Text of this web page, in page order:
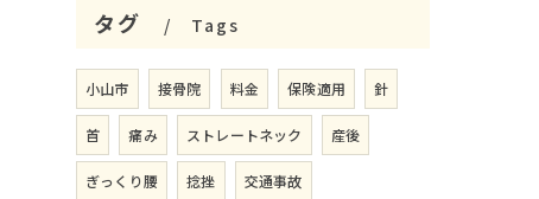
タグ Tags
小山市 接骨院 料金 保険適用 針
首 痛み ストレートネック 産後
ぎっくり腰 捻挫 交通事故